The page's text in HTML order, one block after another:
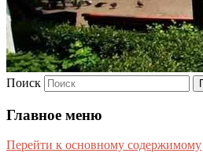
Поиск
Главное меню
Перейти к основному содержимому